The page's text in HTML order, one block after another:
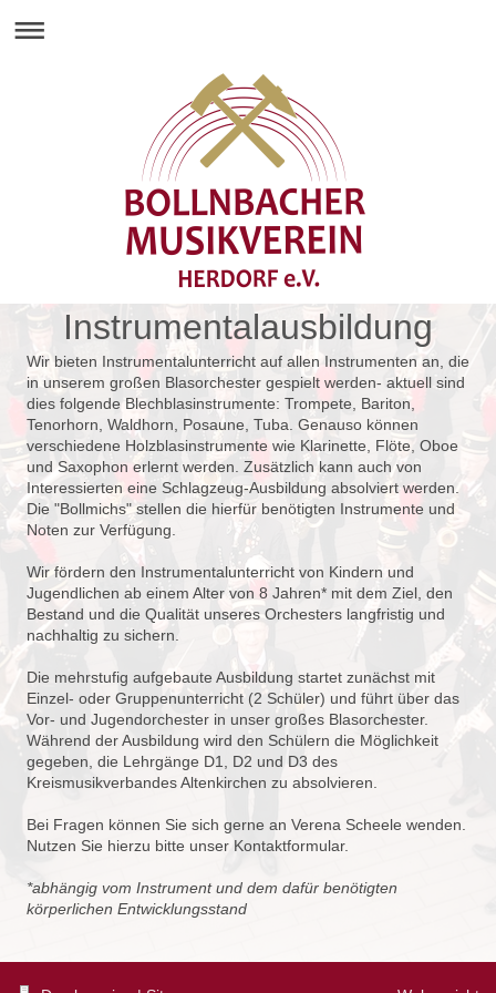
Instrumentalausbildung
Wir bieten Instrumentalunterricht auf allen Instrumenten an, die
in unserem großen Blasorchester gespielt werden- aktuell sind
dies folgende Blechblasinstrumente: Trompete, Bariton,
Tenorhorn, Waldhorn, Posaune, Tuba. Genauso können
verschiedene Holzblasinstrumente wie Klarinette, Flöte, Oboe
und Saxophon erlernt werden. Zusätzlich kann auch von
Interessierten eine Schlagzeug-Ausbildung absolviert werden.
Die "Bollmichs" stellen die hierfür benötigten Instrumente und
Noten zur Verfügung.
Wir fördern den Instrumentalunterricht von Kindern und
Jugendlichen ab einem Alter von 8 Jahren* mit dem Ziel, den
Bestand und die Qualität unseres Orchesters langfristig und
nachhaltig zu sichern.
Die mehrstufig aufgebaute Ausbildung startet zunächst mit
Einzel- oder Gruppenunterricht (2 Schüler) und führt über das
Vor- und Jugendorchester in unser großes Blasorchester.
Während der Ausbildung wird den Schülern die Möglichkeit
gegeben, die Lehrgänge D1, D2 und D3 des
Kreismusikverbandes Altenkirchen zu absolvieren.
Bei Fragen können Sie sich gerne an Verena Scheele wenden.
Nutzen Sie hierzu bitte unser Kontaktformular.
*abhängig vom Instrument und dem dafür benötigten
körperlichen Entwicklungsstand